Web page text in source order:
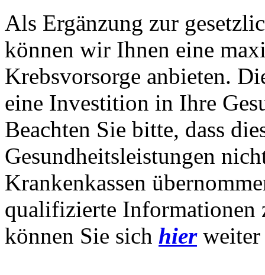
Als Ergänzung zur
können wir Ihnen eine
Krebsvorsorge anbieten.
eine Investition in Ihre
Beachten Sie bitte, dass
Gesundheitsleistungen
Krankenkassen
qualifizierte Informationen
können Sie sich hierweiter